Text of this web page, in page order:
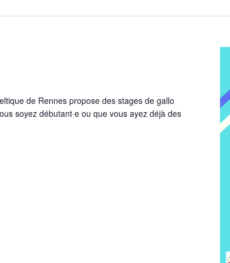
de Rennes propose des stages de gallo
soyez débutant·e ou que vous ayez déjà des